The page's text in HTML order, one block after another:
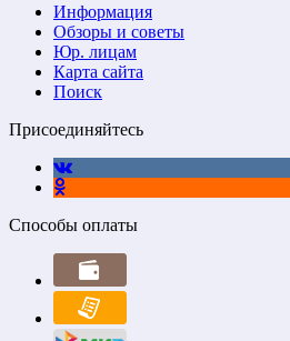
Информация
Обзоры и советы
Юр. лицам
Карта сайта
Поиск
Присоединяйтесь
Способы оплаты